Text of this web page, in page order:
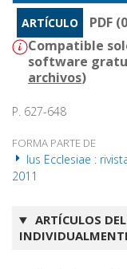
ARTÍCULO
PDF
Compatible
software
archivos)
P. 627-648
FORMA PARTE DE
Ius Ecclesiae :
2011
ARTÍCULOS